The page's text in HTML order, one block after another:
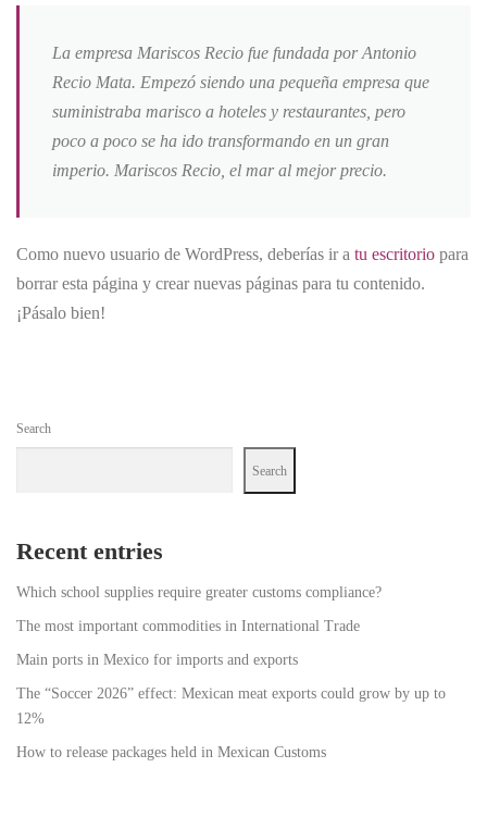
La empresa Mariscos Recio fue fundada por Antonio
Recio Mata. Empezó siendo una pequeña empresa que
suministraba marisco a hoteles y restaurantes, pero
poco a poco se ha ido transformando en un gran
imperio. Mariscos Recio, el mar al mejor precio.
Como nuevo usuario de WordPress, deberías ir a tu escritorio para
borrar esta página y crear nuevas páginas para tu contenido.
¡Pásalo bien!
Search
Search
Recent entries
Which school supplies require greater customs compliance?
The most important commodities in International Trade
Main ports in Mexico for imports and exports
The “Soccer 2026” effect: Mexican meat exports could grow by up to
12%
How to release packages held in Mexican Customs